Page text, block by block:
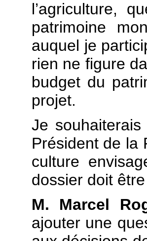
l’agriculture,
patrimoine
auquel je
rien ne figure
budget du
projet.
Je
Président de la
culture
dossier doit
M. Marcel
ajouter une